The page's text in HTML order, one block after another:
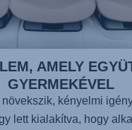
AMELY
GYERMEKÉVEL
kényelmi
lett kialakítva, hogy